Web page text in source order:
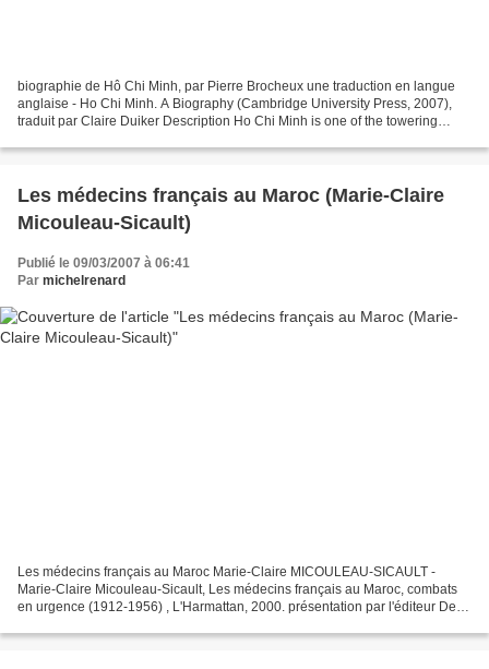
biographie de Hô Chi Minh, par Pierre Brocheux une traduction en langue
anglaise - Ho Chi Minh. A Biography (Cambridge University Press, 2007),
traduit par Claire Duiker Description Ho Chi Minh is one of the towering
Les médecins français au Maroc (Marie-Claire
Micouleau-Sicault)
Publié le 09/03/2007 à 06:41
Par michelrenard
Les médecins français au Maroc Marie-Claire MICOULEAU-SICAULT -
Marie-Claire Micouleau-Sicault, Les médecins français au Maroc, combats
en urgence (1912-1956) , L'Harmattan, 2000. présentation par l'éditeur De